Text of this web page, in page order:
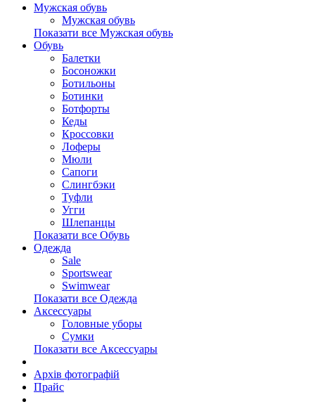
Мужская обувь
Мужская обувь
Показати все Мужская обувь
Обувь
Балетки
Босоножки
Ботильоны
Ботинки
Ботфорты
Кеды
Кроссовки
Лоферы
Мюли
Сапоги
Слингбэки
Туфли
Угги
Шлепанцы
Показати все Обувь
Одежда
Sale
Sportswear
Swimwear
Показати все Одежда
Аксессуары
Головные уборы
Сумки
Показати все Аксессуары
Архів фотографій
Прайс